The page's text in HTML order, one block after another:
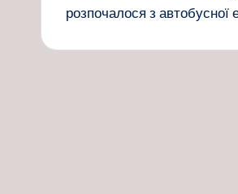
розпочалося з автобусної